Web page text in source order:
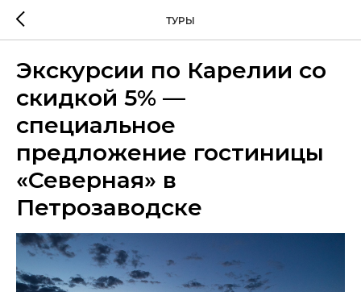
ТУРЫ
Экскурсии по Карелии со
скидкой 5% —
специальное
предложение гостиницы
«Северная» в
Петрозаводске